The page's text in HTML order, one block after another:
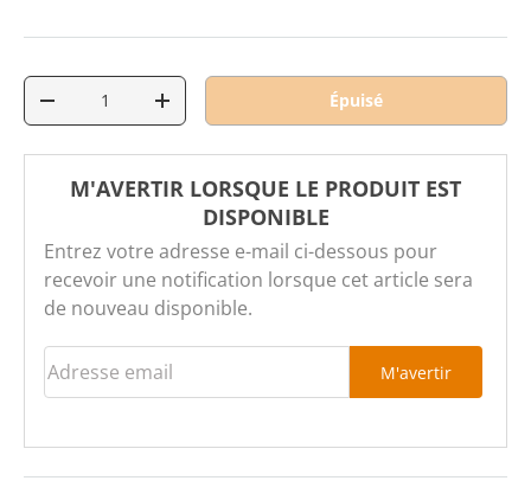
Qté
Diminuer la quantitéAugmenter la quantitéÉpuisé
M'AVERTIR LORSQUE LE PRODUIT EST
DISPONIBLE
Entrez votre adresse e-mail ci-dessous pour
recevoir une notification lorsque cet article sera
de nouveau disponible.
Adresse email
M'avertir